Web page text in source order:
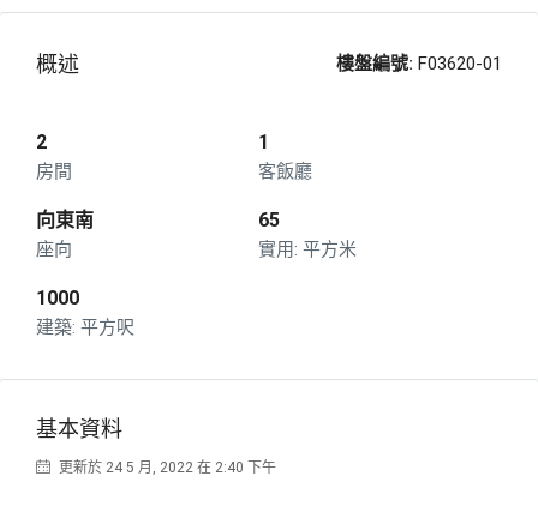
概述 樓盤編號: F03620-01
2
房間
1
客飯廳
向東南
座向
65
平方米
1000
平方呎
基本資料
更新於 24 5 月, 2022 在 2:40 下午